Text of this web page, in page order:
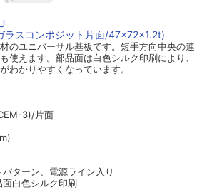
ラスコンポジット片面/47×72×1.2t)
のユニバーサル基板です。短手方向中央の連
使えます。部品面は白色シルク印刷により、
わかりやすくなっています。
3)/片面
ターン、電源ライン入り
白色シルク印刷